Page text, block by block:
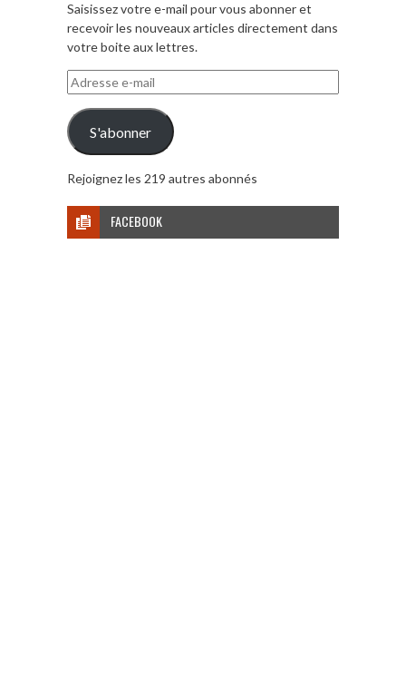
Saisissez votre e-mail pour vous abonner et
recevoir les nouveaux articles directement dans
votre boite aux lettres.
Adresse
e-
mail
S'abonner
Rejoignez les 219 autres abonnés
FACEBOOK